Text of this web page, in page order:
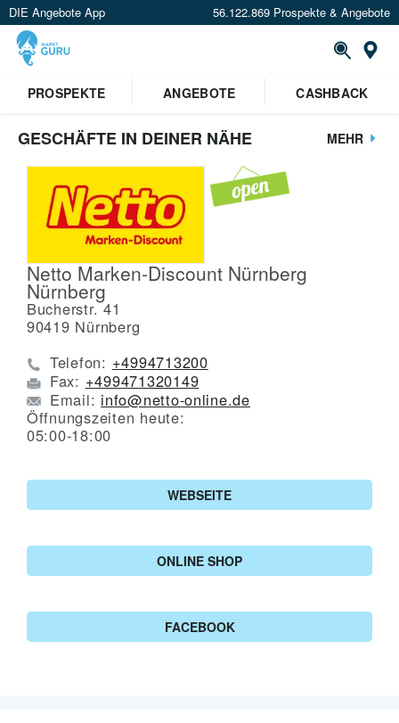
DIE Angebote App 56.122.869 Prospekte & Angebote
PROSPEKTE
ANGEBOTE CASHBACK
GESCHÄFTE IN DEINER NÄHE MEHR
Netto Marken-Discount Nürnberg
Nürnberg
Bucherstr. 41
90419 Nürnberg
Telefon: +4994713200
Fax: +499471320149
Email: info@netto-online.de
Öffnungszeiten heute:
05:00-18:00
WEBSEITE
ONLINE SHOP
FACEBOOK